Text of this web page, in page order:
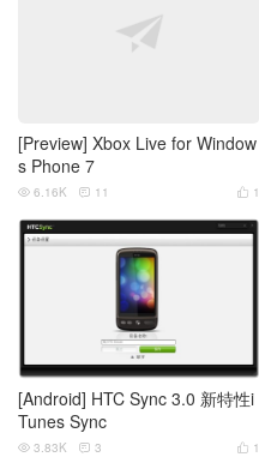
[Preview] Xbox Live for Window
s Phone 7
 1
 6.16K  11
[Android] HTC Sync 3.0 新特性i
Tunes Sync
 1
 3.83K  3